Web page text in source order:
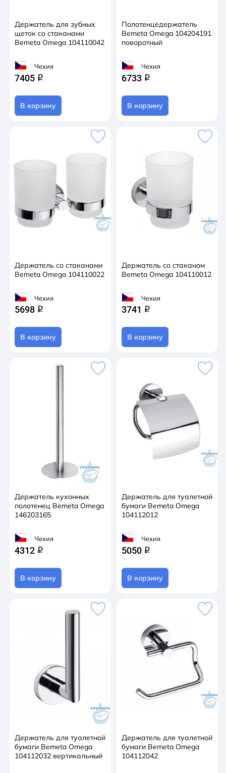
Держатель для зубных
щеток со стаканами
Bemeta Omega 104110042
Чехия
7405 q
В корзину
Полотенцедержатель
Bemeta Omega 104204191
поворотный
Чехия
6733 q
В корзину
Держатель со стаканами
Bemeta Omega 104110022
Чехия
5698 q
В корзину
Держатель со стаканом
Bemeta Omega 104110012
Чехия
3741 q
В корзину
Держатель кухонных
полотенец Bemeta Omega
146203165
Чехия
4312 q
В корзину
Держатель для туалетной
бумаги Bemeta Omega
104112012
Чехия
5050 q
В корзину
Держатель для туалетной
бумаги Bemeta Omega
104112032 вертикальный
Держатель для туалетной
бумаги Bemeta Omega
104112042